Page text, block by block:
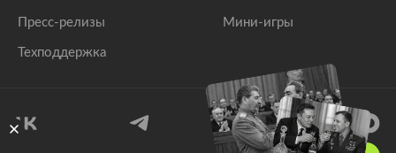
Пресс-релизы
Техподдержка
Мини-игры